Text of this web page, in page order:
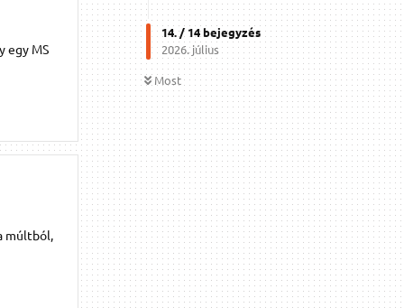
14. / 14bejegyzés
2026. július
Most
egy MS
múltból,